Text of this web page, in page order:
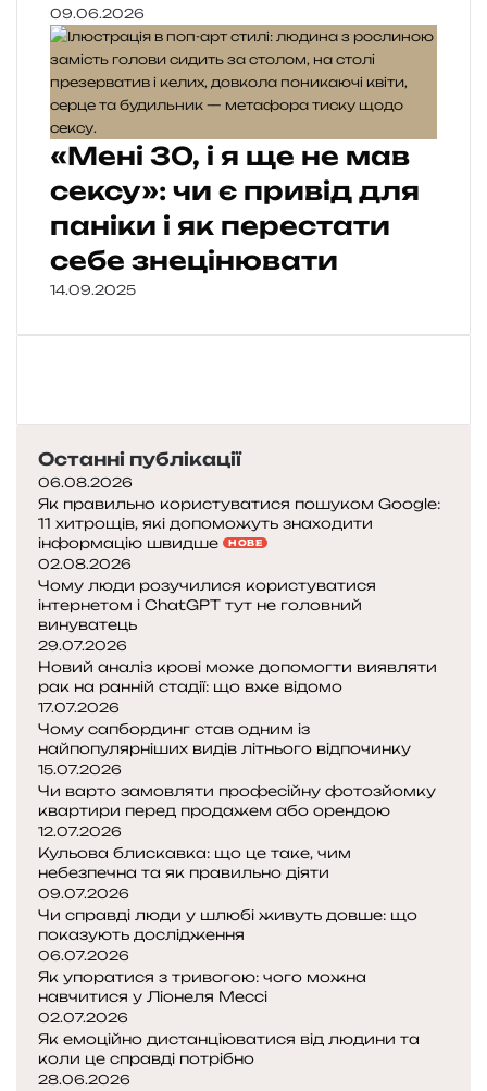
09.06.2026
«Мені 30, і я ще не мав
сексу»: чи є привід для
паніки і як перестати
себе знецінювати
14.09.2025
Останні публікації
06.08.2026
Як правильно користуватися пошуком Google:
11 хитрощів, які допоможуть знаходити
інформацію швидше
НОВЕ
02.08.2026
Чому люди розучилися користуватися
інтернетом і ChatGPT тут не головний
винуватець
29.07.2026
Новий аналіз крові може допомогти виявляти
рак на ранній стадії: що вже відомо
17.07.2026
Чому сапбординг став одним із
найпопулярніших видів літнього відпочинку
15.07.2026
Чи варто замовляти професійну фотозйомку
квартири перед продажем або орендою
12.07.2026
Кульова блискавка: що це таке, чим
небезпечна та як правильно діяти
09.07.2026
Чи справді люди у шлюбі живуть довше: що
показують дослідження
06.07.2026
Як упоратися з тривогою: чого можна
навчитися у Ліонеля Мессі
02.07.2026
Як емоційно дистанціюватися від людини та
коли це справді потрібно
28.06.2026